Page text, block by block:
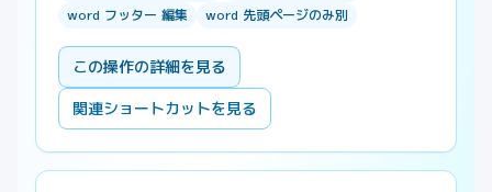
word フッター 編集
word 先頭ページのみ別
この操作の詳細を見る
関連ショートカットを見る